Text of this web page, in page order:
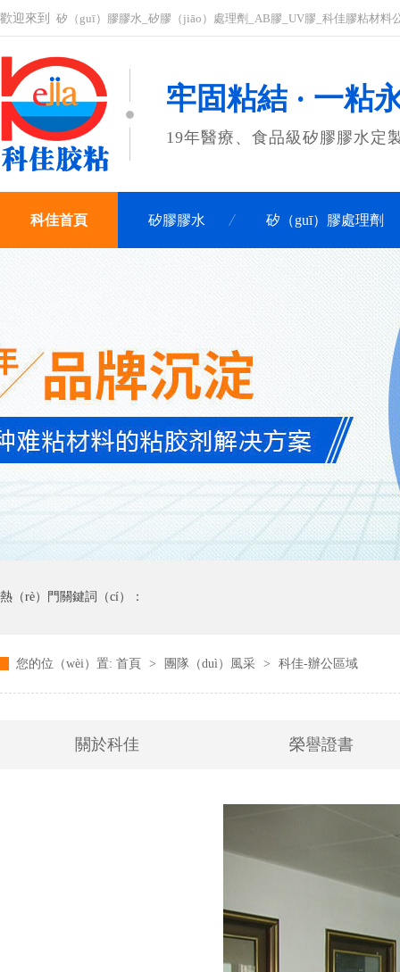
歡迎來到 矽（guī）膠膠水_矽膠（jiāo）處理劑_AB膠_UV膠_科佳膠粘材料
牢固粘結 · 一粘
19年醫療、食品級矽膠膠水定
科佳首頁 矽膠膠水 矽（guī）膠處理劑
熱（rè）門關鍵詞（cí）：
您的位（wèi）置: 首頁 > 團隊（duì）風采 > 科佳-辦公區域
關於科佳 榮譽證書